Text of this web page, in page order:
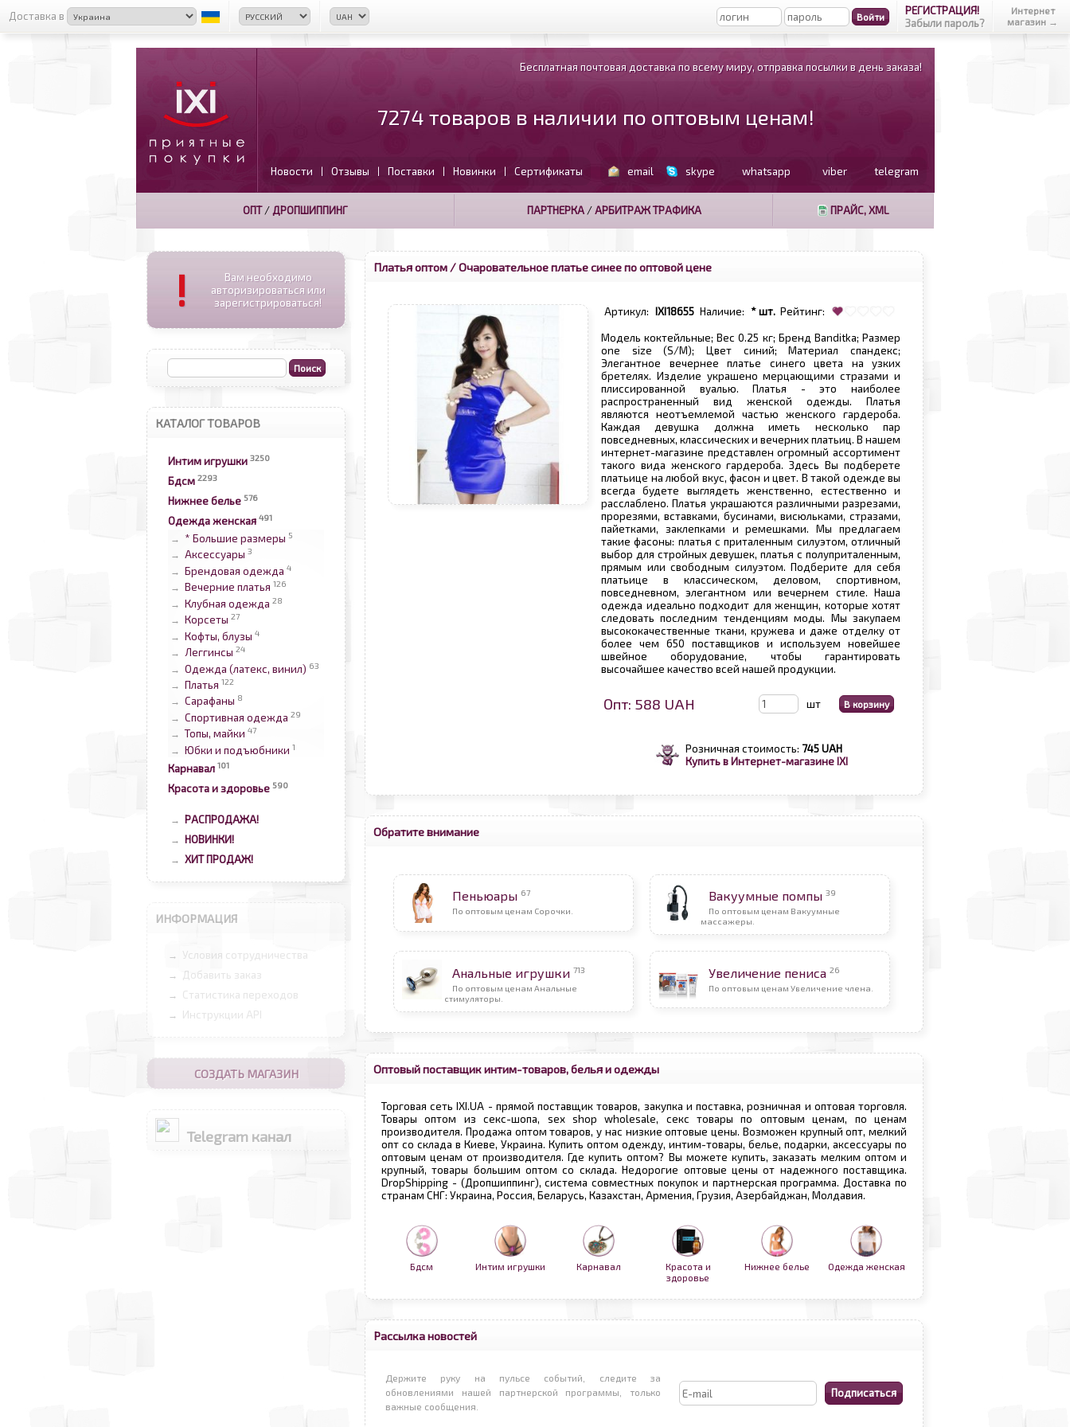
Доставка в
РЕГИСТРАЦИЯ!
Забыли пароль?
Интернет
магазин →
Бесплатная почтовая доставка по всему миру, отправка посылки в день заказа!
7274 товаров в наличии по оптовым ценам!
Новости | Отзывы | Поставки | Новинки | Сертификаты email skype whatsapp viber telegram
ОПТ/ ДРОПШИППИНГ ПАРТНЕРКА/АРБИТРАЖ ТРАФИКА ПРАЙС, XML
!
Вам необходимо
авторизироваться или
зарегистрироваться!
КАТАЛОГ ТОВАРОВ
Интим игрушки 3250
Бдсм 2293
Нижнее белье 576
Одежда женская 491
→ * Большие размеры 5
→ Аксессуары 3
→ Брендовая одежда 4
→ Вечерние платья 126
→ Клубная одежда 28
→ Корсеты 27
→ Кофты, блузы 4
→ Леггинсы 24
→ Одежда (латекс, винил) 63
→ Платья 122
→ Сарафаны 8
→ Спортивная одежда 29
→ Топы, майки 47
→ Юбки и подъюбники 1
Карнавал 101
Красота и здоровье 590
→ РАСПРОДАЖА!
→ НОВИНКИ!
→ ХИТ ПРОДАЖ!
ИНФОРМАЦИЯ
→ Условия сотрудничества
→ Добавить заказ
→ Статистика переходов
→ Инструкции API
СОЗДАТЬ МАГАЗИН
Telegram канал
Платья оптом / Очаровательное платье синее по оптовой цене
Артикул: IXI18655 Наличие: * шт. Рейтинг:
Модель коктейльные; Вес 0.25 кг; Бренд Banditka; Размер
one size (S/M); Цвет синий; Материал спандекс;
Элегантное вечернее платье синего цвета на узких
бретелях. Изделие украшено мерцающими стразами и
плиссированной вуалью. Платья - это наиболее
распространенный вид женской одежды. Платья
являются неотъемлемой частью женского гардероба.
Каждая девушка должна иметь несколько пар
повседневных, классических и вечерних платьиц. В нашем
интернет-магазине представлен огромный ассортимент
такого вида женского гардероба. Здесь Вы подберете
платьице на любой вкус, фасон и цвет. В такой одежде вы
всегда будете выглядеть женственно, естественно и
расслаблено. Платья украшаются различными разрезами,
прорезями, вставками, бусинами, висюльками, стразами,
пайетками, заклепками и ремешками. Мы предлагаем
такие фасоны: платья с приталенным силуэтом, отличный
выбор для стройных девушек, платья с полуприталенным,
прямым или свободным силуэтом. Подберите для себя
платьице в классическом, деловом, спортивном,
повседневном, элегантном или вечернем стиле. Наша
одежда идеально подходит для женщин, которые хотят
следовать последним тенденциям моды. Мы закупаем
высококачественные ткани, кружева и даже отделку от
более чем 650 поставщиков и используем новейшее
швейное оборудование, чтобы гарантировать
высочайшее качество всей нашей продукции.
Опт: 588 UAH шт
Розничная стоимость: 745 UAH
Купить в Интернет-магазине IXI
Обратите внимание
Пеньюары 67
По оптовым ценам Сорочки.
Вакуумные помпы 39
По оптовым ценам Вакуумные
массажеры.
Анальные игрушки 713
По оптовым ценам Анальные
стимуляторы.
Увеличение пениса 26
По оптовым ценам Увеличение члена.
Оптовый поставщик интим-товаров, белья и одежды
Торговая сеть IXI.UA - прямой поставщик товаров, закупка и поставка, розничная и оптовая торговля.
Товары оптом из секс-шопа, sex shop wholesale, секс товары по оптовым ценам, по ценам
производителя. Продажа оптом товаров, у нас низкие оптовые цены. Возможен крупный опт, мелкий
опт со склада в Киеве, Украина. Купить оптом одежду, интим-товары, белье, подарки, аксессуары по
оптовым ценам от производителя. Где купить оптом? Вы можете купить, заказать мелким оптом и
крупный, товары большим оптом со склада. Недорогие оптовые цены от надежного поставщика.
DropShipping - (Дропшиппинг), система совместных покупок и партнерская программа. Доставка по
странам СНГ: Украина, Россия, Беларусь, Казахстан, Армения, Грузия, Азербайджан, Молдавия.
Бдсм Интим игрушки Карнавал
Красота и
здоровье
Нижнее белье Одежда женская
Рассылка новостей
Держите руку на пульсе событий, следите за
обновлениями нашей партнерской программы, только
важные сообщения.